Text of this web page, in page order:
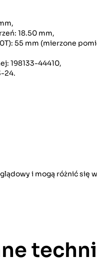
18.50 mm,
55 mm (mierzone
198133-44410,
24.
i mogą różnić się